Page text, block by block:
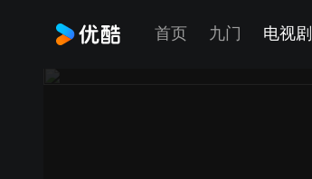
首页 九门 电视剧